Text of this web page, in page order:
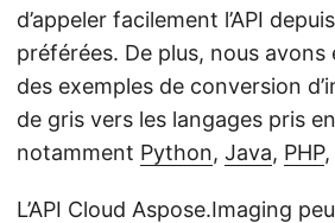
d’appeler facilement l’API
préférées. De plus, nous
des exemples de conversion
de gris vers les langages pris
notamment Python, Java, PHP,
L’API Cloud Aspose.Imaging